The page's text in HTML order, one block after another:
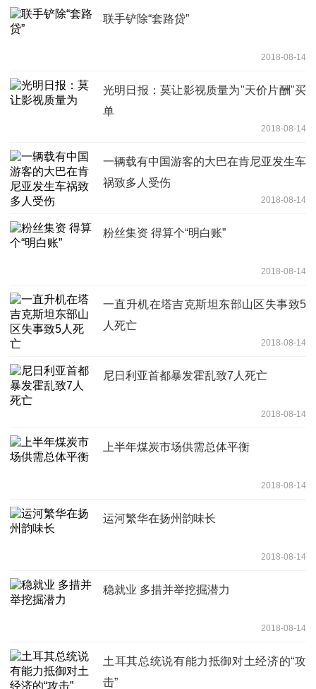
联手铲除“套路贷”
2018-08-14
光明日报：莫让影视质量为"天价片酬"买
单
2018-08-14
一辆载有中国游客的大巴在肯尼亚发生车
祸致多人受伤
2018-08-14
粉丝集资 得算个“明白账”
2018-08-14
一直升机在塔吉克斯坦东部山区失事致5
人死亡
2018-08-14
尼日利亚首都暴发霍乱致7人死亡
2018-08-14
上半年煤炭市场供需总体平衡
2018-08-14
运河繁华在扬州韵味长
2018-08-14
稳就业 多措并举挖掘潜力
2018-08-14
土耳其总统说有能力抵御对土经济的“攻
击”